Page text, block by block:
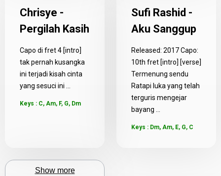
Chrisye -
Pergilah Kasih
Capo di fret 4 [intro]
tak pernah kusangka
ini terjadi kisah cinta
yang sesuci ini ...
Keys : C, Am, F, G, Dm
Sufi Rashid -
Aku Sanggup
Released: 2017 Capo:
10th fret [intro] [verse]
Termenung sendu
Ratapi luka yang telah
terguris mengejar
bayang ...
Keys : Dm, Am, E, G, C
Show more